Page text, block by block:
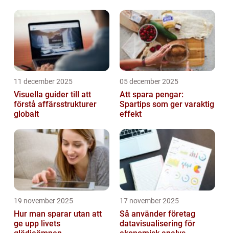
11 december 2025
Visuella guider till att
förstå affärsstrukturer
globalt
05 december 2025
Att spara pengar:
Spartips som ger varaktig
effekt
19 november 2025
Hur man sparar utan att
ge upp livets
17 november 2025
Så använder företag
datavisualisering för